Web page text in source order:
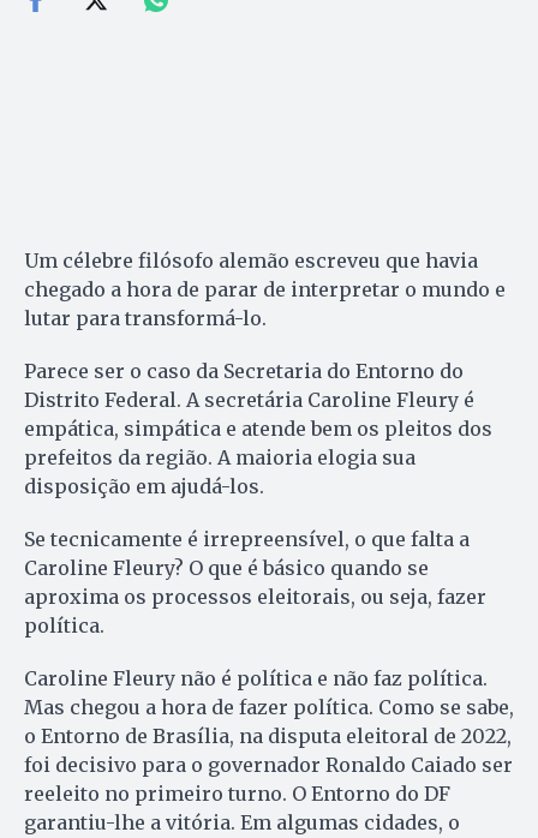
Um célebre filósofo alemão escreveu que havia
chegado a hora de parar de interpretar o mundo e
lutar para transformá-lo.
Parece ser o caso da Secretaria do Entorno do
Distrito Federal. A secretária Caroline Fleury é
empática, simpática e atende bem os pleitos dos
prefeitos da região. A maioria elogia sua
disposição em ajudá-los.
Se tecnicamente é irrepreensível, o que falta a
Caroline Fleury? O que é básico quando se
aproxima os processos eleitorais, ou seja, fazer
política.
Caroline Fleury não é política e não faz política.
Mas chegou a hora de fazer política. Como se sabe,
o Entorno de Brasília, na disputa eleitoral de 2022,
foi decisivo para o governador Ronaldo Caiado ser
reeleito no primeiro turno. O Entorno do DF
garantiu-lhe a vitória. Em algumas cidades, o